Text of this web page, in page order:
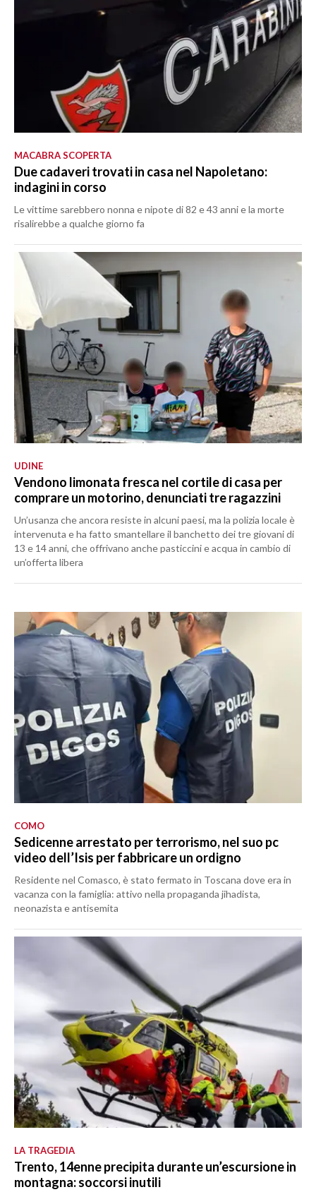
MACABRA SCOPERTA
Due cadaveri trovati in casa nel Napoletano:
indagini in corso
Le vittime sarebbero nonna e nipote di 82 e 43 anni e la morte
risalirebbe a qualche giorno fa
UDINE
Vendono limonata fresca nel cortile di casa per
comprare un motorino, denunciati tre ragazzini
Un’usanza che ancora resiste in alcuni paesi, ma la polizia locale è
intervenuta e ha fatto smantellare il banchetto dei tre giovani di
13 e 14 anni, che offrivano anche pasticcini e acqua in cambio di
un’offerta libera
COMO
Sedicenne arrestato per terrorismo, nel suo pc
video dell’Isis per fabbricare un ordigno
Residente nel Comasco, è stato fermato in Toscana dove era in
vacanza con la famiglia: attivo nella propaganda jihadista,
neonazista e antisemita
LA TRAGEDIA
Trento, 14enne precipita durante un’escursione in
montagna: soccorsi inutili